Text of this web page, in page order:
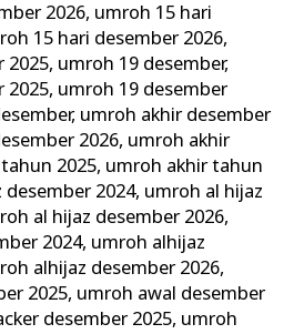
2026, umroh 15 hari
15 hari desember 2026,
2025, umroh 19 desember,
2025, umroh 19 desember
, umroh akhir desember
2026, umroh akhir
2025, umroh akhir tahun
2024, umroh al hijaz
al hijaz desember 2026,
2024, umroh alhijaz
alhijaz desember 2026,
2025, umroh awal desember
desember 2025, umroh